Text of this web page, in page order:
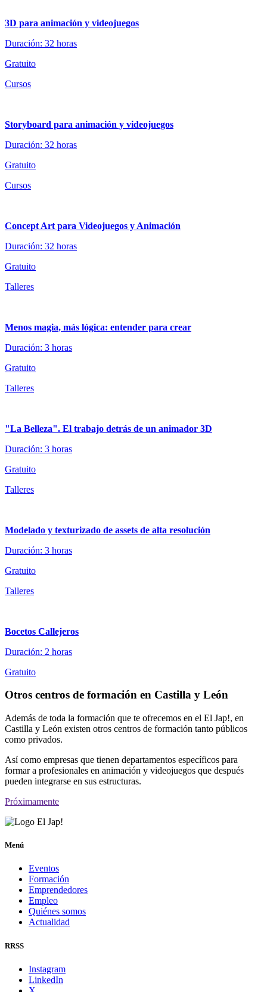
3D para animación y videojuegos
Duración: 32 horas
Gratuito
Cursos
Storyboard para animación y videojuegos
Duración: 32 horas
Gratuito
Cursos
Concept Art para Videojuegos y Animación
Duración: 32 horas
Gratuito
Talleres
Menos magia, más lógica: entender para crear
Duración: 3 horas
Gratuito
Talleres
"La Belleza". El trabajo detrás de un animador 3D
Duración: 3 horas
Gratuito
Talleres
Modelado y texturizado de assets de alta resolución
Duración: 3 horas
Gratuito
Talleres
Bocetos Callejeros
Duración: 2 horas
Gratuito
Otros centros de formación en Castilla y León
Además de toda la formación que te ofrecemos en el El Jap!, en
Castilla y León existen otros centros de formación tanto públicos
como privados.
Así como empresas que tienen departamentos específicos para
formar a profesionales en animación y videojuegos que después
pueden integrarse en sus estructuras.
Próximamente
Menú
Eventos
Formación
Emprendedores
Empleo
Quiénes somos
Actualidad
RRSS
Instagram
LinkedIn